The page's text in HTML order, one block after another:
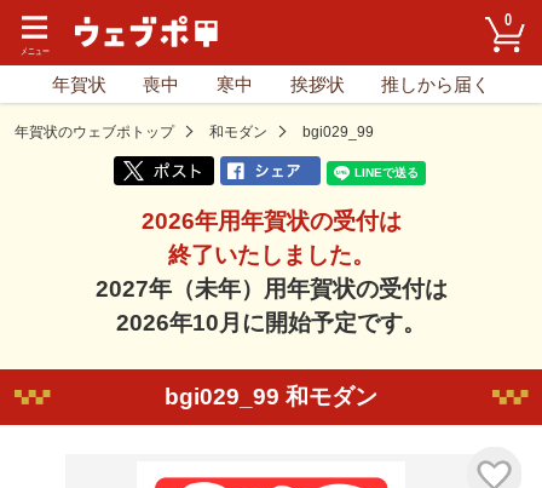
0
年賀状 喪中 寒中 挨拶状 推しから届く
年賀状のウェブポトップ 和モダン bgi029_99
2026年用年賀状の受付は
終了いたしました。
2027年（未年）用年賀状の受付は
2026年10月に開始予定です。
bgi029_99 和モダン